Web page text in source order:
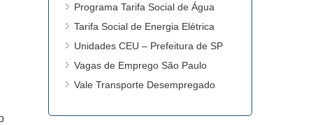
Programa Tarifa Social de Água
Tarifa Social de Energia Elétrica
Unidades CEU – Prefeitura de SP
Vagas de Emprego São Paulo
Vale Transporte Desempregado